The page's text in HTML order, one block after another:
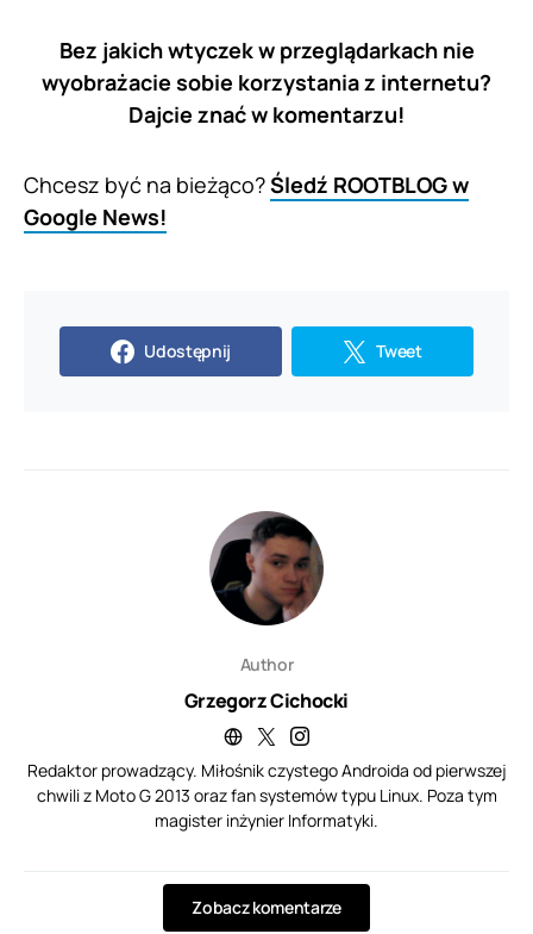
Bez jakich wtyczek w przeglądarkach nie
wyobrażacie sobie korzystania z internetu?
Dajcie znać w komentarzu!
Chcesz być na bieżąco?Śledź ROOTBLOG w
Google News!
Udostępnij Tweet
Author
Grzegorz Cichocki
Redaktor prowadzący. Miłośnik czystego Androida od pierwszej
chwili z Moto G 2013 oraz fan systemów typu Linux. Poza tym
magister inżynier Informatyki.
Zobacz komentarze